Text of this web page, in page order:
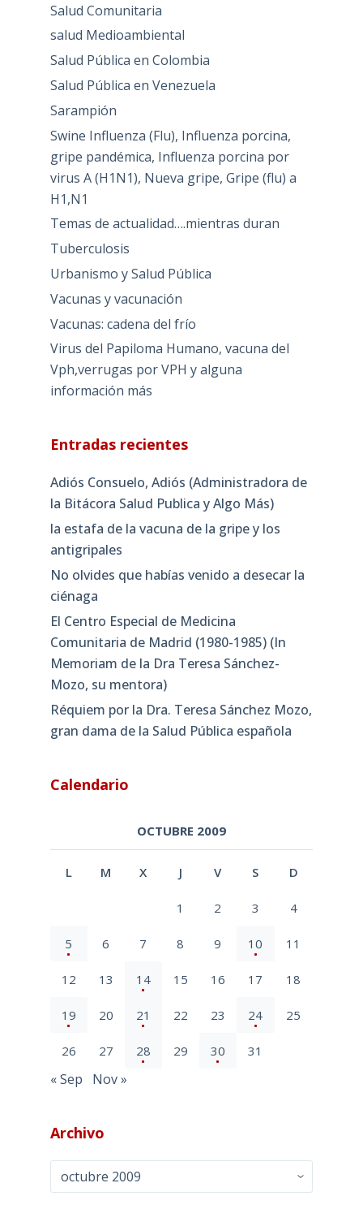
Salud Comunitaria
salud Medioambiental
Salud Pública en Colombia
Salud Pública en Venezuela
Sarampión
Swine Influenza (Flu), Influenza porcina,
gripe pandémica, Influenza porcina por
virus A (H1N1), Nueva gripe, Gripe (flu) a
H1,N1
Temas de actualidad….mientras duran
Tuberculosis
Urbanismo y Salud Pública
Vacunas y vacunación
Vacunas: cadena del frío
Virus del Papiloma Humano, vacuna del
Vph,verrugas por VPH y alguna
información más
Entradas recientes
Adiós Consuelo, Adiós (Administradora de
la Bitácora Salud Publica y Algo Más)
la estafa de la vacuna de la gripe y los
antigripales
No olvides que habías venido a desecar la
ciénaga
El Centro Especial de Medicina
Comunitaria de Madrid (1980-1985) (In
Memoriam de la Dra Teresa Sánchez-
Mozo, su mentora)
Réquiem por la Dra. Teresa Sánchez Mozo,
gran dama de la Salud Pública española
Calendario
OCTUBRE 2009
L M X J V S D
1 2 3 4
5 6 7 8 9 10 11
12 13 14 15 16 17 18
19 20 21 22 23 24 25
26 27 28 29 30 31
« Sep Nov »
Archivo
Archivo